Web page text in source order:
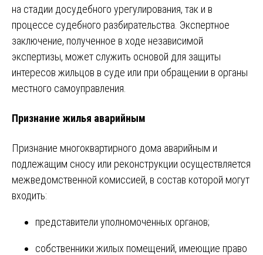
на стадии досудебного урегулирования, так и в
процессе судебного разбирательства. Экспертное
заключение, полученное в ходе независимой
экспертизы, может служить основой для защиты
интересов жильцов в суде или при обращении в органы
местного самоуправления.
Признание жилья аварийным
Признание многоквартирного дома аварийным и
подлежащим сносу или реконструкции осуществляется
межведомственной комиссией, в состав которой могут
входить:
представители уполномоченных органов;
собственники жилых помещений, имеющие право